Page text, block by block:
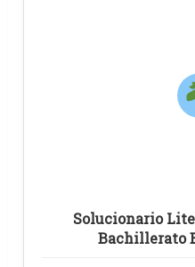
Solucionario
Bachillerato